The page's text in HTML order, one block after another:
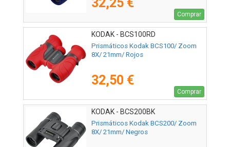
Comprar
KODAK - BCS100RD
Prismáticos Kodak BCS100/ Zoom
8X/ 21mm/ Rojos
32,50 €
Comprar
KODAK - BCS200BK
Prismáticos Kodak BCS200/ Zoom
8X/ 21mm/ Negros